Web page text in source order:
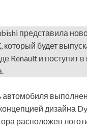
представила
который будет
Renault и поступит
автомобиля
дизайна
расположен